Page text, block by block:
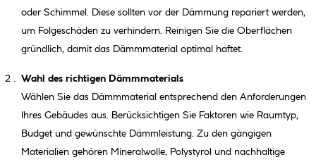
oder Schimmel. Diese sollten vor der Dämmung repariert werden,
um Folgeschäden zu verhindern. Reinigen Sie die Oberflächen
gründlich, damit das Dämmmaterial optimal haftet.
Wahl des richtigen Dämmmaterials
Wählen Sie das Dämmmaterial entsprechend den Anforderungen
Ihres Gebäudes aus. Berücksichtigen Sie Faktoren wie Raumtyp,
Budget und gewünschte Dämmleistung. Zu den gängigen
Materialien gehören Mineralwolle, Polystyrol und nachhaltige